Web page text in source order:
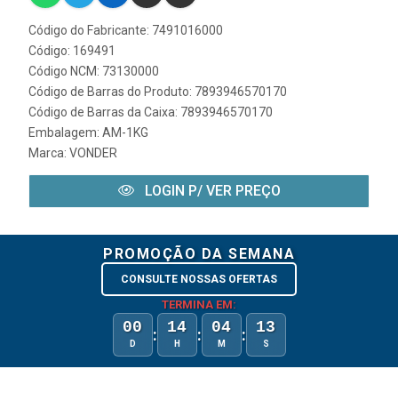
Código do Fabricante: 7491016000
Código: 169491
Código NCM: 73130000
Código de Barras do Produto: 7893946570170
Código de Barras da Caixa: 7893946570170
Embalagem: AM-1KG
Marca: VONDER
LOGIN P/ VER PREÇO
PROMOÇÃO DA SEMANA
CONSULTE NOSSAS OFERTAS
TERMINA EM:
00
D : 14
H : 04
M : 13
S